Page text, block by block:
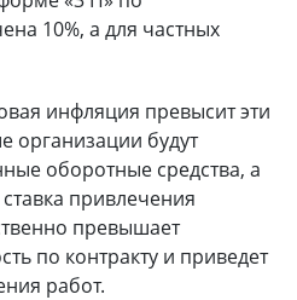
10%, а для частных
инфляция превысит эти
организации будут
оборотные средства, а
привлечения
превышает
по контракту и приведет
работ.